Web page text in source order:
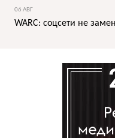
06 АВГ
WARC: соцсети не